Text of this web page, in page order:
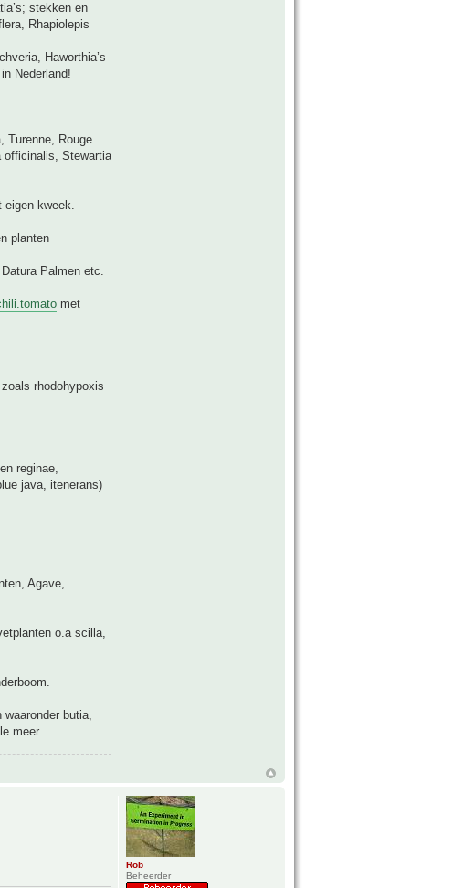
stekken en
Rhapiolepis
Haworthia’s
Nederland!
Turenne, Rouge
officinalis, Stewartia
eigen kweek.
planten
Palmen etc.
met
rhodohypoxis
reginae,
java, itenerans)
Agave,
o.a scilla,
butia,
meer.
Rob
Beheerder